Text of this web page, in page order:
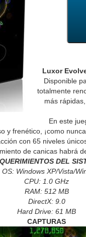
Luxor
Disponible
totalmente
más
En este
y frenético, ¡como
con 65 niveles
de canicas habrá
DEL
OS: Windows XP/Vista/
CPU: 1.0 GHz
RAM: 512 MB
DirectX: 9.0
Hard Drive: 61 MB
CAPTURAS